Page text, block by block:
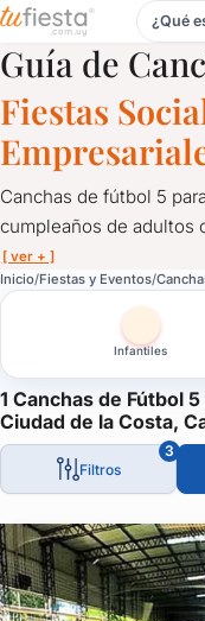
Canchas de Fútbol 5
¿Qué
Guía de
Fiestas
Canchas de fútbol 5
cumpleaños de adultos
[ ver + ]
Inicio Fiestas y Eventos
Infantiles
1 Canchas de Fútbol
Ciudad de la Costa,
Filtros
3
Canchas de Fútbol 5
Canchas de fútbol 5
Una opción diferente y
Solicitá cotización a